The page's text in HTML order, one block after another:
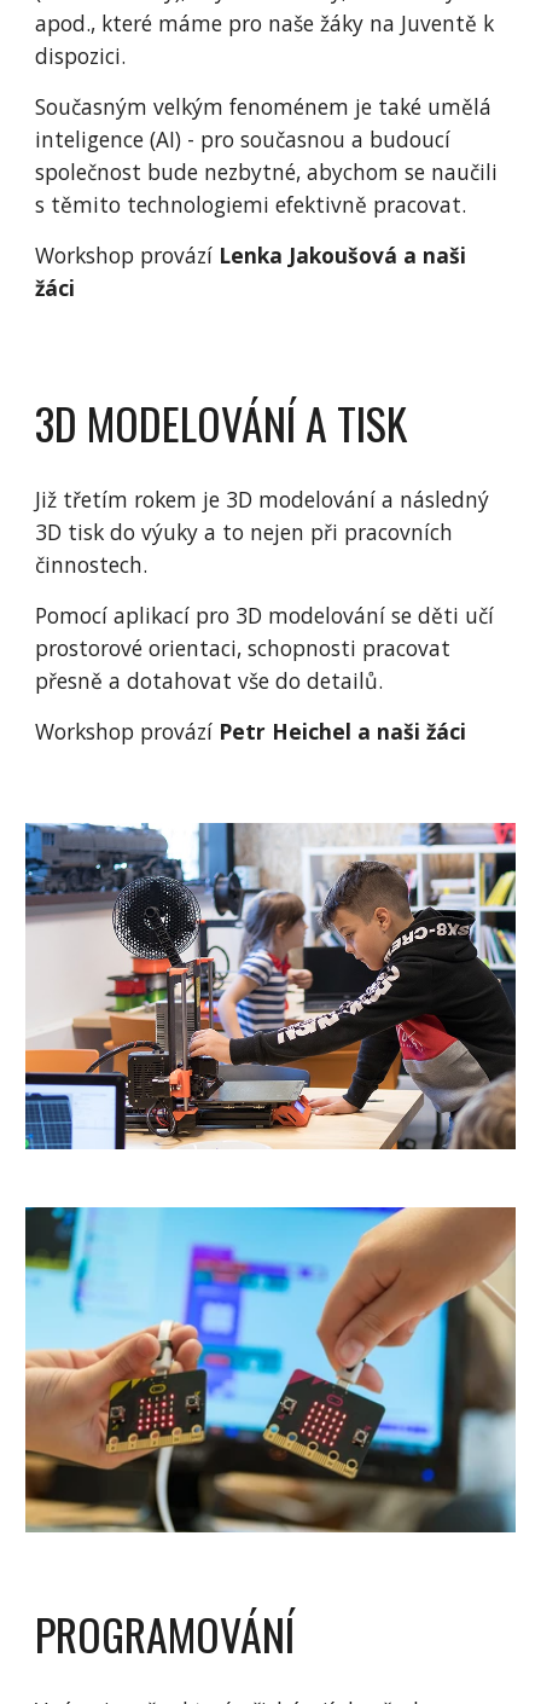
apod., které máme pro naše žáky na Juventě k
dispozici.
Současným velkým fenoménem je také umělá
inteligence (AI) - pro současnou a budoucí
společnost bude nezbytné, abychom se naučili
s těmito technologiemi efektivně pracovat.
Workshop provází Lenka Jakoušová a naši
žáci
3D MODELOVÁNÍ A TISK
Již třetím rokem je 3D modelování a následný
3D tisk do výuky a to nejen při pracovních
činnostech.
Pomocí aplikací pro 3D modelování se děti učí
prostorové orientaci, schopnosti pracovat
přesně a dotahovat vše do detailů.
Workshop provází Petr Heichel a naši žáci
PROGRAMOVÁNÍ